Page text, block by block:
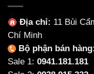
Địa chỉ: 11 Bùi
Chí Minh
Bộ phận bán hàng:
Sale 1: 0941.181.181